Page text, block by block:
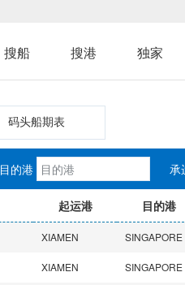
搜船 搜港 独家
码头船期表
目的港 承
起运港 目的港
XIAMEN SINGAPORE
XIAMEN SINGAPORE